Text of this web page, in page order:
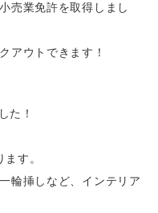
売業免許を取得しまし
アウトできます！
た！
す。
輪挿しなど、インテリア